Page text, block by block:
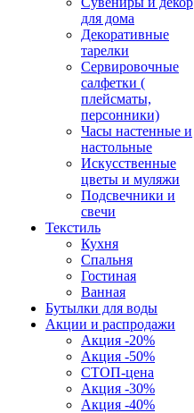
для дома
Декоративные
тарелки
Сервировочные
салфетки (
плейсматы,
персонники)
Часы настенные и
настольные
Искусственные
цветы и муляжи
Подсвечники и
свечи
Текстиль
Кухня
Спальня
Гостиная
Ванная
Бутылки для воды
Акции и распродажи
Акция -20%
Акция -50%
СТОП-цена
Акция -30%
Акция -40%